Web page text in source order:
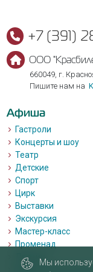
+7 (391)
ООО
660049, г.
Пишите нам на
Афиша
Гастроли
Концерты и шоу
Театр
Детские
Спорт
Цирк
Выставки
Экскурсия
Мастер-класс
Променад
Лекции
Квизы, квесты, игры.
Мы